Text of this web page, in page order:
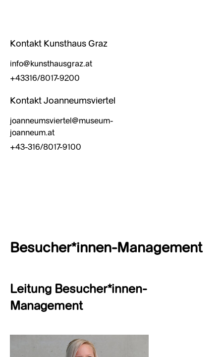
Kontakt Kunsthaus Graz
info@kunsthausgraz.at
+43316/8017-9200
Kontakt Joanneumsviertel
joanneumsviertel@museum-
joanneum.at
+43-316/8017-9100
Besucher*innen-Management
Leitung Besucher*innen-
Management